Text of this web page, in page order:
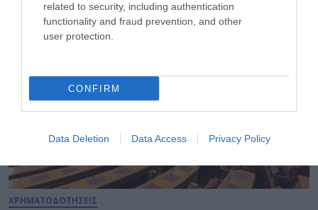
related to security, including authentication
functionality and fraud prevention, and other
user protection.
CONFIRM
Data Deletion Data Access Privacy Policy
ΧΡΗΜΑΤΟΔΟΤΗΣΕΙΣ